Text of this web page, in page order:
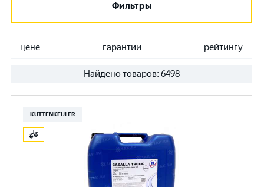
Фильтры
цене гарантии рейтингу
Найдено товаров: 6498
KUTTENKEULER